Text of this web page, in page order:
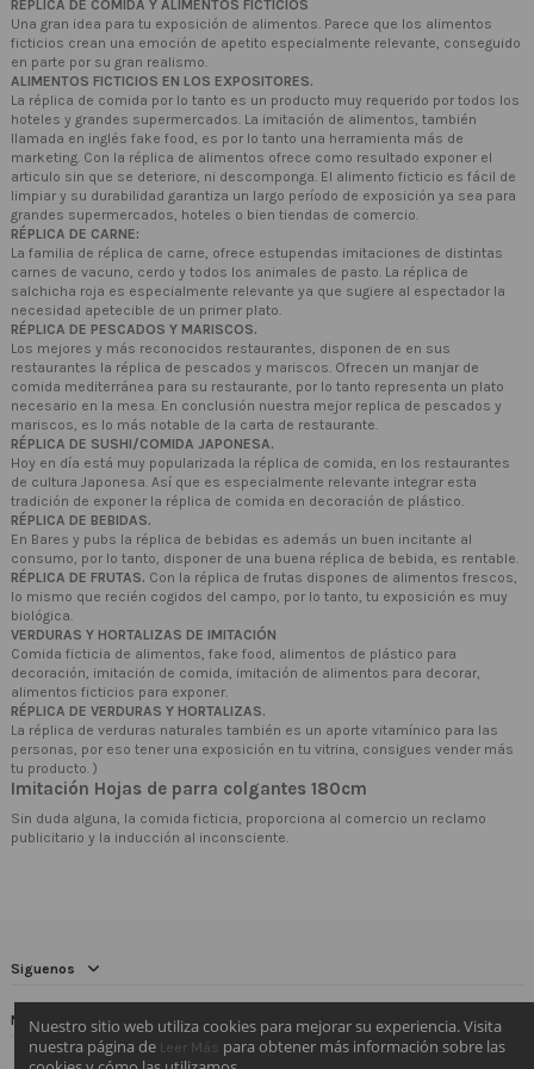
RÉPLICA DE COMIDA Y ALIMENTOS FICTICIOS
Una gran idea para tu exposición de alimentos. Parece que los alimentos
ficticios crean una emoción de apetito especialmente relevante, conseguido
en parte por su gran realismo.
ALIMENTOS FICTICIOS EN LOS EXPOSITORES.
La réplica de comida por lo tanto es un producto muy requerido por todos los
hoteles y grandes supermercados. La imitación de alimentos, también
llamada en inglés fake food, es por lo tanto una herramienta más de
marketing. Con la réplica de alimentos ofrece como resultado exponer el
articulo sin que se deteriore, ni descomponga. El alimento ficticio es fácil de
limpiar y su durabilidad garantiza un largo período de exposición ya sea para
grandes supermercados, hoteles o bien tiendas de comercio.
RÉPLICA DE CARNE:
La familia de réplica de carne, ofrece estupendas imitaciones de distintas
carnes de vacuno, cerdo y todos los animales de pasto. La réplica de
salchicha roja es especialmente relevante ya que sugiere al espectador la
necesidad apetecible de un primer plato.
RÉPLICA DE PESCADOS Y MARISCOS.
Los mejores y más reconocidos restaurantes, disponen de en sus
restaurantes la réplica de pescados y mariscos. Ofrecen un manjar de
comida mediterránea para su restaurante, por lo tanto representa un plato
necesario en la mesa. En conclusión nuestra mejor replica de pescados y
mariscos, es lo más notable de la carta de restaurante.
RÉPLICA DE SUSHI/COMIDA JAPONESA.
Hoy en día está muy popularizada la réplica de comida, en los restaurantes
de cultura Japonesa. Así que es especialmente relevante integrar esta
tradición de exponer la réplica de comida en decoración de plástico.
RÉPLICA DE BEBIDAS.
En Bares y pubs la réplica de bebidas es además un buen incitante al
consumo, por lo tanto, disponer de una buena réplica de bebida, es rentable.
RÉPLICA DE FRUTAS. Con la réplica de frutas dispones de alimentos frescos,
lo mismo que recién cogidos del campo, por lo tanto, tu exposición es muy
biológica.
VERDURAS Y HORTALIZAS DE IMITACIÓN
Comida ficticia de alimentos, fake food, alimentos de plástico para
decoración, imitación de comida, imitación de alimentos para decorar,
alimentos ficticios para exponer.
RÉPLICA DE VERDURAS Y HORTALIZAS.
La réplica de verduras naturales también es un aporte vitamínico para las
personas, por eso tener una exposición en tu vitrina, consigues vender más
tu producto. )
Imitación Hojas de parra colgantes 180cm
Sin duda alguna, la comida ficticia, proporciona al comercio un reclamo
publicitario y la inducción al inconsciente.
Siguenos
Newsletter
Nuestro sitio web utiliza cookies para mejorar su experiencia. Visita
nuestra página de Leer Más para obtener más información sobre las